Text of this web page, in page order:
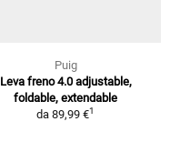
Puig
Leva freno 4.0 adjustable,
foldable, extendable
da 89,99 €1